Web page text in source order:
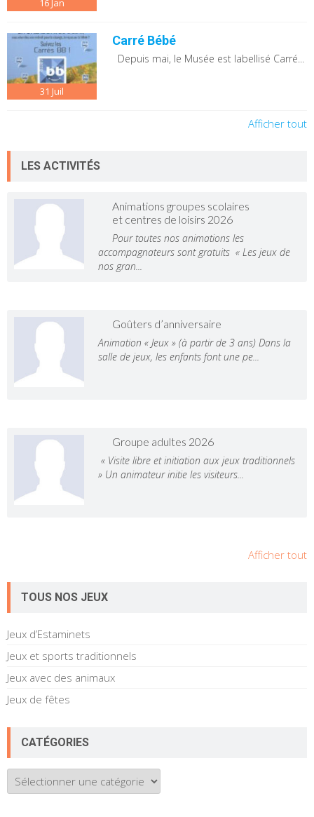
31 Juil
Carré Bébé
Depuis mai, le Musée est labellisé Carré...
Afficher tout
LES ACTIVITÉS
Animations groupes scolaires
et centres de loisirs 2026
Pour toutes nos animations les
accompagnateurs sont gratuits « Les jeux de
nos gran...
Goûters d’anniversaire
Animation « Jeux » (à partir de 3 ans) Dans la
salle de jeux, les enfants font une pe...
Groupe adultes 2026
« Visite libre et initiation aux jeux traditionnels
» Un animateur initie les visiteurs...
Afficher tout
TOUS NOS JEUX
Jeux d’Estaminets
Jeux et sports traditionnels
Jeux avec des animaux
Jeux de fêtes
CATÉGORIES
Catégories